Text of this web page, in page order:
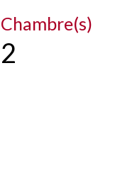
Chambre(s)
2